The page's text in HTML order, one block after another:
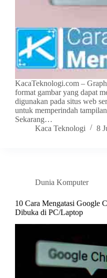
KacaTeknologi.com –
format gambar yang dapat
digunakan pada situs web
untuk memperindah
Sekarang…
Kaca Teknologi
8
Dunia Komputer
10 Cara Mengatasi Google
Dibuka di PC/Laptop